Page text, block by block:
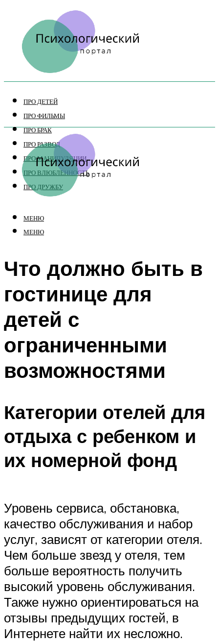
ПРО ДЕТЕЙ
ПРО ФИЛЬМЫ
ПРО БРАК
ПРО РАЗВОД
ПРО МАНИПУЛЯЦИИ
ПРО ВЛЮБЛЕННОСТЬ
ПРО ДРУЖБУ
МЕНЮ
МЕНЮ
Что должно быть в
гостинице для
детей с
ограниченными
возможностями
Категории отелей для
отдыха с ребенком и
их номерной фонд
Уровень сервиса, обстановка,
качество обслуживания и набор
услуг, зависят от категории отеля.
Чем больше звезд у отеля, тем
больше вероятность получить
высокий уровень обслуживания.
Также нужно ориентироваться на
отзывы предыдущих гостей, в
Интернете найти их несложно.